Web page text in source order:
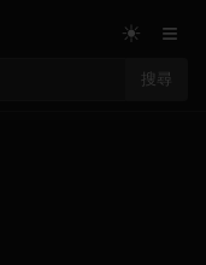
搜尋
☀ ≡